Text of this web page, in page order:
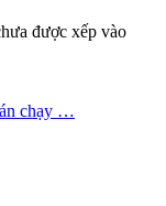
được xếp vào
chạy …